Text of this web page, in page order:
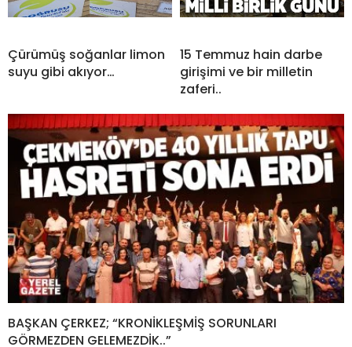
Çürümüş soğanlar limon
suyu gibi akıyor…
15 Temmuz hain darbe
girişimi ve bir milletin
zaferi..
BAŞKAN ÇERKEZ; “KRONİKLEŞMİŞ SORUNLARI
GÖRMEZDEN GELEMEZDİK..”